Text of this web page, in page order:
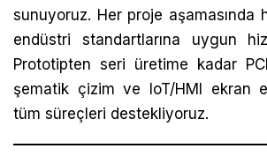
sunuyoruz. Her proje aşamasında
endüstri standartlarına uygun
Prototipten seri üretime kadar
şematik çizim ve IoT/HMI ekran
tüm süreçleri destekliyoruz.